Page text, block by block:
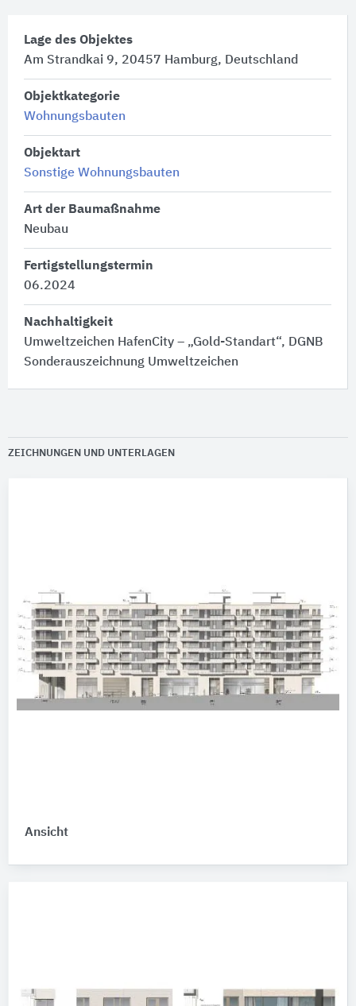
Lage des Objektes
Am Strandkai 9, 20457 Hamburg, Deutschland
Objektkategorie
Wohnungsbauten
Objektart
Sonstige Wohnungsbauten
Art der Baumaßnahme
Neubau
Fertigstellungstermin
06.2024
Nachhaltigkeit
Umweltzeichen HafenCity – „Gold-Standart“, DGNB
Sonderauszeichnung Umweltzeichen
ZEICHNUNGEN UND UNTERLAGEN
Ansicht